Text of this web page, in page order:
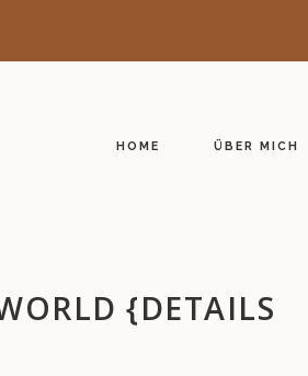
HOME ÜBER MICH
{DETAILS